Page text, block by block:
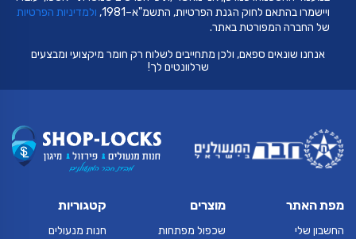
ויישמרו בהתאם לחוק הגנת הפרטיות, התשמ"א–1981,
ולמדיניות הפרטיות
של החברה המפורטת באתר.
אנחנו שונאים ספאם, ולכן מתחייבים לשלוח רק חומר מיקצועי ומבצעים
שרלוונטים לך!
מפת האתר
החשבון שלי
מוצרים
שכפול מפתחות
קטגוריות
חנות מנעולים